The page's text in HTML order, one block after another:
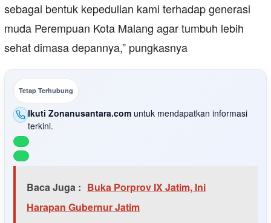
sebagai bentuk kepedulian kami terhadap generasi
muda Perempuan Kota Malang agar tumbuh lebih
sehat dimasa depannya,” pungkasnya
Tetap Terhubung
Ikuti Zonanusantara.com untuk mendapatkan informasi
terkini.
Baca Juga : Buka Porprov IX Jatim, Ini
Harapan Gubernur Jatim